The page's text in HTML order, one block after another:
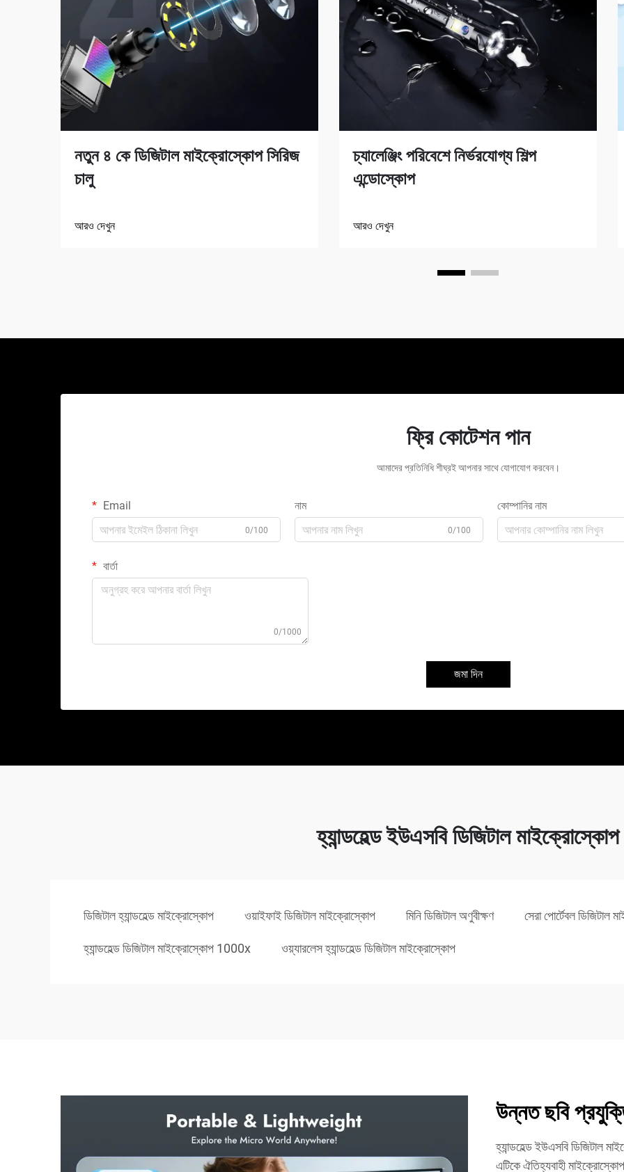
নতুন ৪ কে ডিজিটাল মাইক্রোস্কোপ সিরিজ
চালু
আরও দেখুন
চ্যালেঞ্জিং পরিবেশে নির্ভরযোগ্য শিল্প
এন্ডোস্কোপ
আরও দেখুন
ফ্রি কোটেশন পান
আমাদের প্রতিনিধি শীঘ্রই আপনার সাথে যোগাযোগ করবেন।
Email
0/100
নাম
0/100
কোম্পানির নাম
বার্তা
0/1000
জমা দিন
হ্যান্ডহেল্ড ইউএসবি ডিজিটাল মাইক্রোস্কোপ
ডিজিটাল হ্যান্ডহেল্ড মাইক্রোস্কোপ ওয়াইফাই ডিজিটাল মাইক্রোস্কোপ মিনি ডিজিটাল অণুবীক্ষণ সেরা পোর্টেবল ডিজিটাল
হ্যান্ডহেল্ড ডিজিটাল মাইক্রোস্কোপ 1000x ওয়্যারলেস হ্যান্ডহেল্ড ডিজিটাল মাইক্রোস্কোপ
উন্নত ছবি
হ্যান্ডহেল্ড ইউএসবি ডিজিটাল
এটিকে ঐতিহ্যবাহী